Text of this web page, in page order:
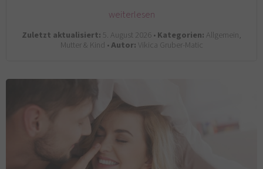
weiterlesen
Zuletzt aktualisiert: 5. August 2026 •Kategorien: Allgemein,
Mutter & Kind •Autor:Vikica Gruber-Matic